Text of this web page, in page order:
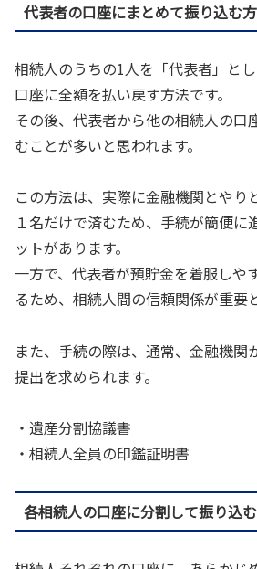
代表者の口座にまとめて振り込む
相続人のうちの1人を「代表者」と
口座に全額を払い戻す方法です。
その後、代表者から他の相続人の口
むことが多いと思われます。
この方法は、実際に金融機関とやり
１名だけで済むため、手続が簡便に
ットがあります。
一方で、代表者が預貯金を着服しや
るため、相続人間の信頼関係が重要
また、手続の際は、通常、金融機関
提出を求められます。
・遺産分割協議書
・相続人全員の印鑑証明書
各相続人の口座に分割して振り込